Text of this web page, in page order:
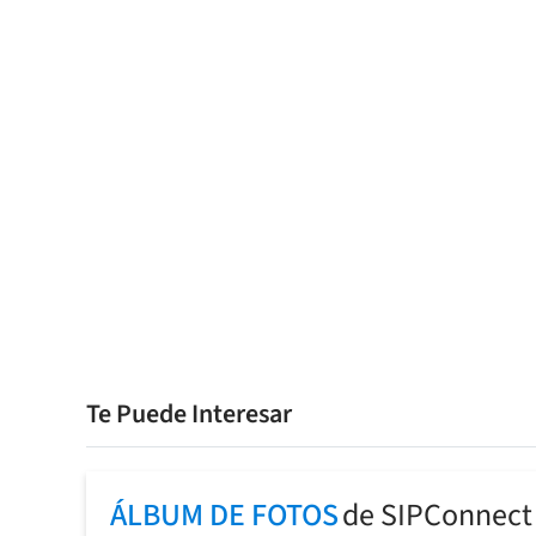
Te Puede Interesar
ÁLBUM DE FOTOSde